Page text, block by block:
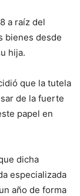
a raíz del
bienes desde
hija.
que la tutela
de la fuerte
papel en
dicha
especializada
año de forma